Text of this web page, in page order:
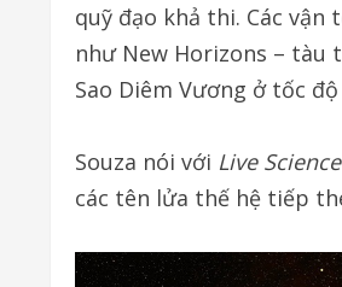
quỹ đạo khả thi. Các
như New Horizons – tàu
Sao Diêm Vương ở tốc
Souza nói với Live Science
các tên lửa thế hệ tiếp